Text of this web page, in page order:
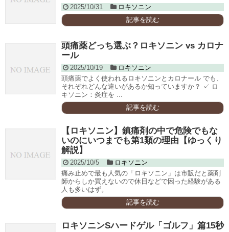
2025/10/31
ロキソニン
記事を読む
頭痛薬どっち選ぶ？ロキソニン vs カロナ
ール
2025/10/19
ロキソニン
頭痛薬でよく使われるロキソニンとカロナール でも、
それぞれどんな違いがあるか知っていますか？ ✓ ロ
キソニン：炎症を ...
記事を読む
【ロキソニン】鎮痛剤の中で危険でもな
いのにいつまでも第1類の理由【ゆっくり
解説】
2025/10/5
ロキソニン
痛み止めで最も人気の「ロキソニン」は市販だと薬剤
師からしか買えないので休日などで困った経験がある
人も多いはず。
記事を読む
ロキソニンSハードゲル「ゴルフ」篇15秒